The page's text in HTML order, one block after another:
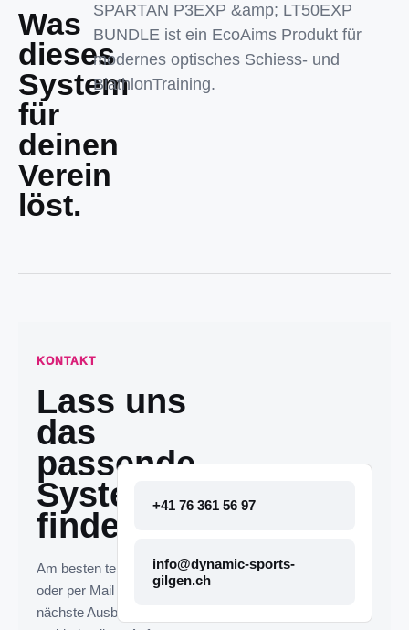
Was
dieses
System
für
deinen
Verein
löst.
SPARTAN P3EXP &amp; LT50EXP
BUNDLE ist ein EcoAims Produkt für
modernes optisches Schiess- und
BiathlonTraining.
KONTAKT
Lass uns
das
passende
System
finden.
Am besten telefonisch
oder per Mail melden. Die
nächste Ausbaustufe
+41 76 361 56 97
info@dynamic-sports-
gilgen.ch